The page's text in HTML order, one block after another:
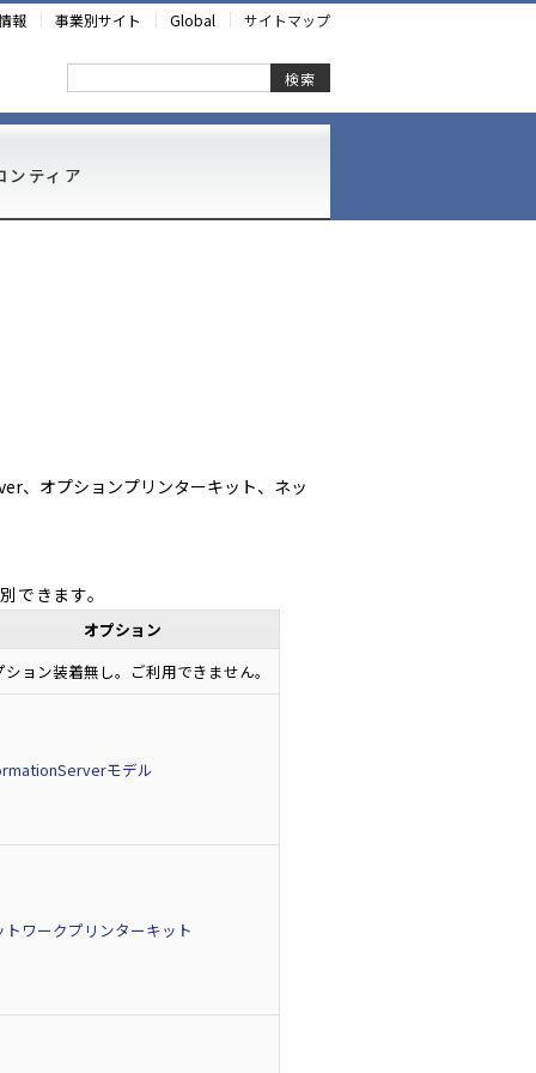
報 事業別サイト Global サイトマップ
検索
ンティア
、オプションプリンターキット、ネッ
できます。
オプション
ション装着無し。ご利用できません。
モデル
トワークプリンターキット